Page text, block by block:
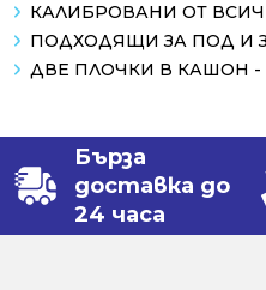
КАЛИБРОВАНИ ОТ
ПОДХОДЯЩИ ЗА ПОД И
ДВЕ ПЛОЧКИ В КАШОН -
Бърза
доставка до
24 часа